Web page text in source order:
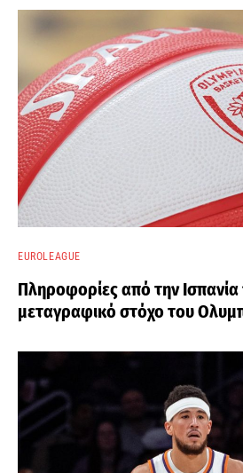
EUROLEAGUE
Πληροφορίες από την Ισπανία
μεταγραφικό στόχο του